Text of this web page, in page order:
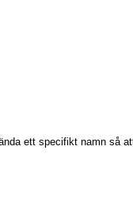
ett specifikt namn så